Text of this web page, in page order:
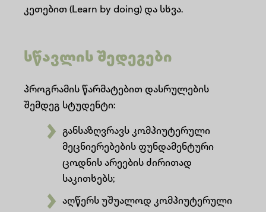
კეთებით (Learn by doing) და სხვა.
სწავლის შედეგები
პროგრამის წარმატებით დასრულების
შემდეგ სტუდენტი:
განსაზღვრავს კომპიუტერული
მეცნიერებების ფუნდამენტური
ცოდნის არეების ძირითად
საკითხებს;
აღწერს უშუალოდ კომპიუტერული